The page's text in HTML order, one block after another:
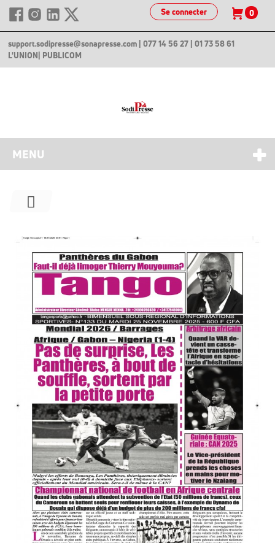
Se connecter 0
support.sodipresse@sonapresse.com | 077 14 56 27 | 01 73 58 61
L'UNION | PUBLICOM
MENU